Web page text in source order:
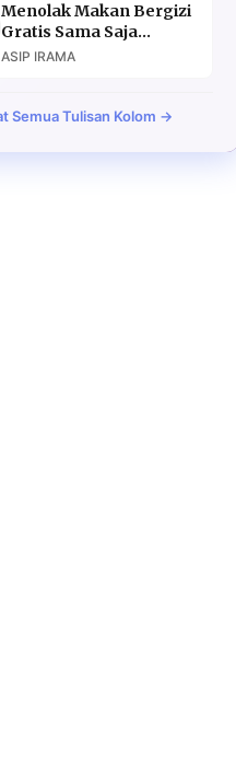
Menolak Makan Bergizi
Gratis Sama Saja
Menolak Masa Depan
ASIP IRAMA
Semua Tulisan Kolom →